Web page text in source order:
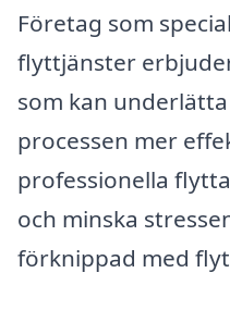
Företag som
flyttjänster
som kan
processen mer
professionella
och minska
förknippad med